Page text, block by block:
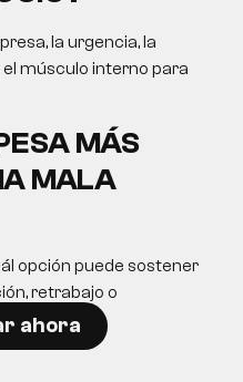
la urgencia, la
músculo interno para
MÁS
MALA
opción puede sostener
retrabajo o
ahora